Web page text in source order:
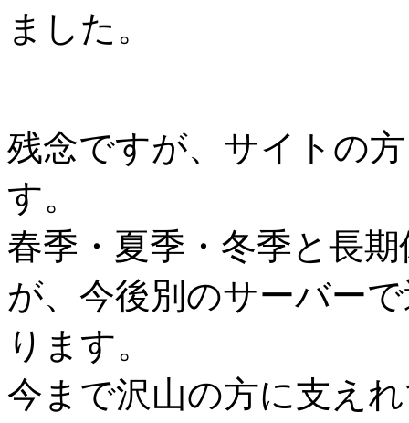
ました。
残念ですが、サイトの
す。
春季・夏季・冬季と長
が、今後別のサーバー
ります。
今まで沢山の方に支え